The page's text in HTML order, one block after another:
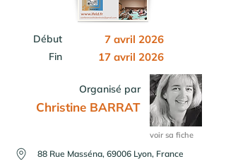
Début 7 avril 2026
Fin 17 avril 2026
Organisé par
Christine BARRAT
voir sa fiche
88 Rue Masséna, 69006 Lyon, France